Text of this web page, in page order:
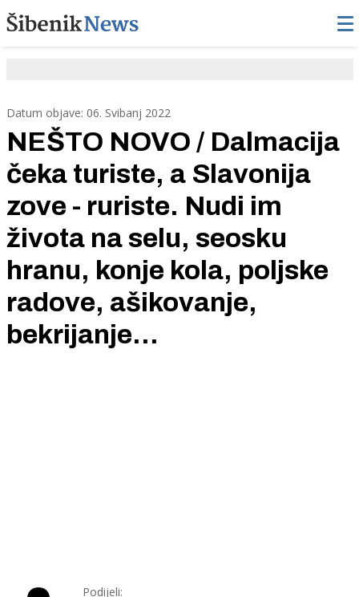
Datum objave: 06. Svibanj 2022
NEŠTO NOVO / Dalmacija
čeka turiste, a Slavonija
zove - ruriste. Nudi im
života na selu, seosku
hranu, konje kola, poljske
radove, ašikovanje,
bekrijanje...
Podijeli: